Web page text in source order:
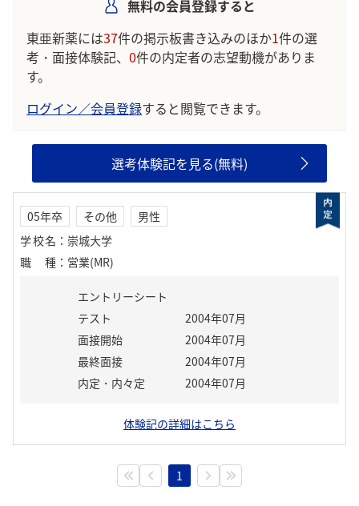
無料の会員登録すると
東亜新薬には37件の掲示板書き込みのほか1件の選
考・面接体験記、 0件の内定者の志望動機がありま
す。
ログイン／会員登録すると閲覧できます。
選考体験記を見る(無料)
05年卒 その他
男性
学校名 ： 崇城大学
職種 ： 営業(MR)
エントリーシート
テスト
2004年07月
面接開始
2004年07月
最終面接
2004年07月
内定・内々定
2004年07月
体験記の詳細はこちら
1